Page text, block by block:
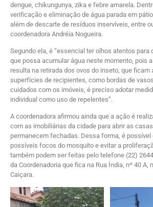
dengue, chikungunya, zika e febre amarela.
verificação e eliminação de água parada em
além de descarte de resíduos inservíveis, entre
coordenadora Andréia Nogueira.
Segundo ela, é “essencial ter olhos atentos para
que possa acumular água neste momento, pois
resulta na retirada dos ovos do inseto, que ficam
superfícies de recipientes, como bordas de
cuidados com os imóveis, é preciso adotar
individual como uso de repelentes”.
A coordenadora afirmou ainda que a ação é
com as imobiliárias da cidade para abrir as
permanecem fechadas. Dessa forma, é possível
possíveis focos do mosquito e evitar a
também podem ser feitas pelo telefone (22)
da Coordenadoria que fica na Rua Índia, nº 40 A,
Caiçara.